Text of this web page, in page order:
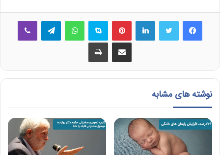
فیس بوک لینکدین ‫پین‌ترست اسکایپ واتس آپ
اشتراک گذاری از طریق ایمیل چاپ
نوشته های مشابه